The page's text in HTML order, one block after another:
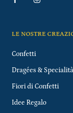
LE NOSTRE
Confetti
Dragées & Specialità
Fiori di Confetti
Idee Regalo